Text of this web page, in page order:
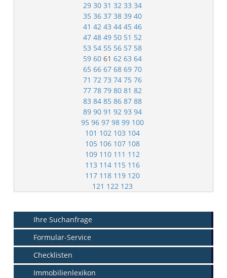
29 30 31 32 33 34
35 36 37 38 39 40
41 42 43 44 45 46
47 48 49 50 51 52
53 54 55 56 57 58
59 60 6162 63 64
65 66 67 68 69 70
71 72 73 74 75 76
77 78 79 80 81 82
83 84 85 86 87 88
89 90 91 92 93 94
95 96 97 98 99 100
101 102 103 104
105 106 107 108
109 110 111 112
113 114 115 116
117 118 119 120
121 122 123
Ihre Suchanfrage
Formular-Service
Checklisten
Immobilienlexikon